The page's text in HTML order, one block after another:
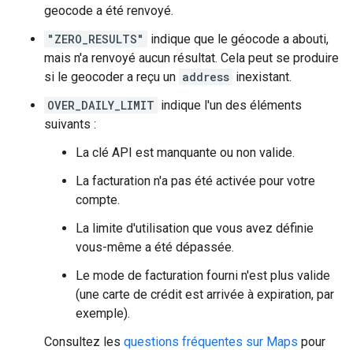
geocode a été renvoyé.
"ZERO_RESULTS"
indique que le géocode a abouti,
mais n'a renvoyé aucun résultat. Cela peut se produire
si le geocoder a reçu un address inexistant.
OVER_DAILY_LIMIT indique l'un des éléments
suivants :
La clé API est manquante ou non valide.
La facturation n'a pas été activée pour votre
compte.
La limite d'utilisation que vous avez définie
vous-même a été dépassée.
Le mode de facturation fourni n'est plus valide
(une carte de crédit est arrivée à expiration, par
exemple).
Consultez les questions fréquentes sur Maps pour